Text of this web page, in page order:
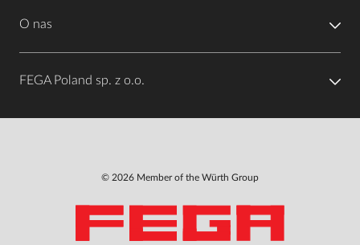
O nas
FEGA Poland sp. z o.o.
© 2026 Member of the Würth Group